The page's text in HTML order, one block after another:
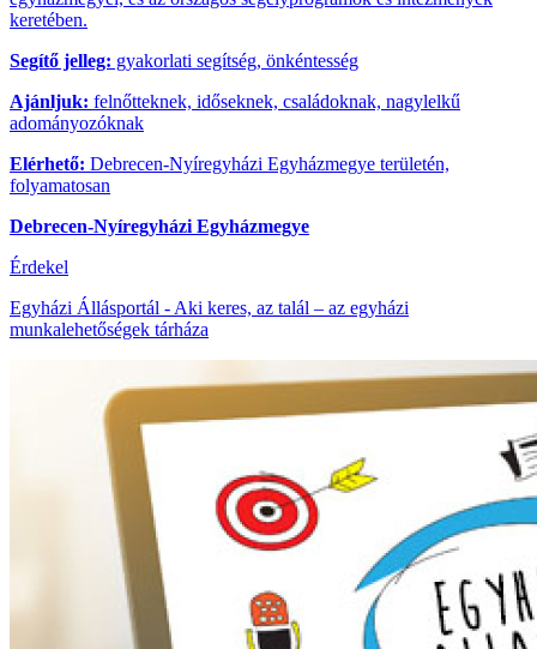
keretében.
Segítő jelleg: gyakorlati segítség, önkéntesség
Ajánljuk: felnőtteknek, időseknek, családoknak, nagylelkű
adományozóknak
Elérhető: Debrecen-Nyíregyházi Egyházmegye területén,
folyamatosan
Debrecen-Nyíregyházi Egyházmegye
Érdekel
Egyházi Állásportál - Aki keres, az talál – az egyházi
munkalehetőségek tárháza